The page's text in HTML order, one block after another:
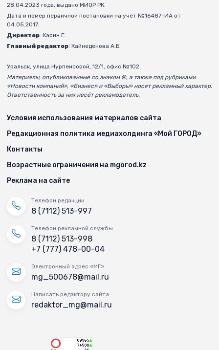
28.04.2023 года, выдано МИОР РК.
Дата и номер первичной постановки на учёт №16487-ИА от
04.05.2017.
Директор: Карин Е.
Главный редактор: Кайнеденова А.Б.
Уральск, улица Нурпеисовой, 12/1, офис №102.
Материалы, опубликованные со знаком ®, а также под рубриками
«Новости компаний», «Бизнес» и «Выборы» носят рекламный характер.
Ответственность за них несёт рекламодатель.
Условия использования материалов сайта
Редакционная политика медиахолдинга «Мой ГОРОД»
Контакты
Возрастные ограничения на mgorod.kz
Реклама на сайте
Телефон редакции
8 (7112) 513-997
Телефон рекламной службы
8 (7112) 513-998
+7 (777) 478-00-04
Электронный адрес «МГ»
mg_500678@mail.ru
Написать редактору сайта
redaktor_mg@mail.ru